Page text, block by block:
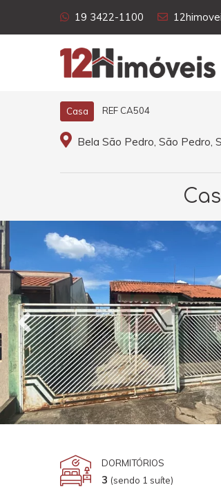
19 3422-1100
Casa REF CA504
Bela São Pedro, São Pedro,
DORMITÓRIOS
3 (sendo 1 suíte)